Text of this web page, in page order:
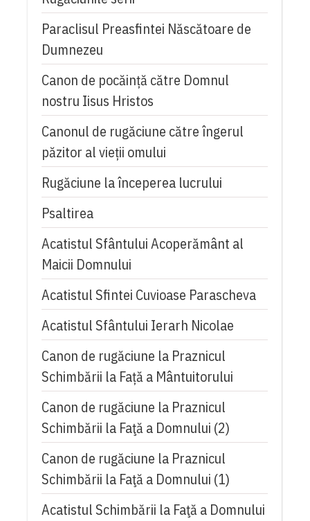
Paraclisul Preasfintei Născătoare de
Dumnezeu
Canon de pocăință către Domnul
nostru Iisus Hristos
Canonul de rugăciune către îngerul
păzitor al vieții omului
Rugăciune la începerea lucrului
Psaltirea
Acatistul Sfântului Acoperământ al
Maicii Domnului
Acatistul Sfintei Cuvioase Parascheva
Acatistul Sfântului Ierarh Nicolae
Canon de rugăciune la Praznicul
Schimbării la Față a Mântuitorului
Canon de rugăciune la Praznicul
Schimbării la Faţă a Domnului (2)
Canon de rugăciune la Praznicul
Schimbării la Faţă a Domnului (1)
Acatistul Schimbării la Faţă a Domnului